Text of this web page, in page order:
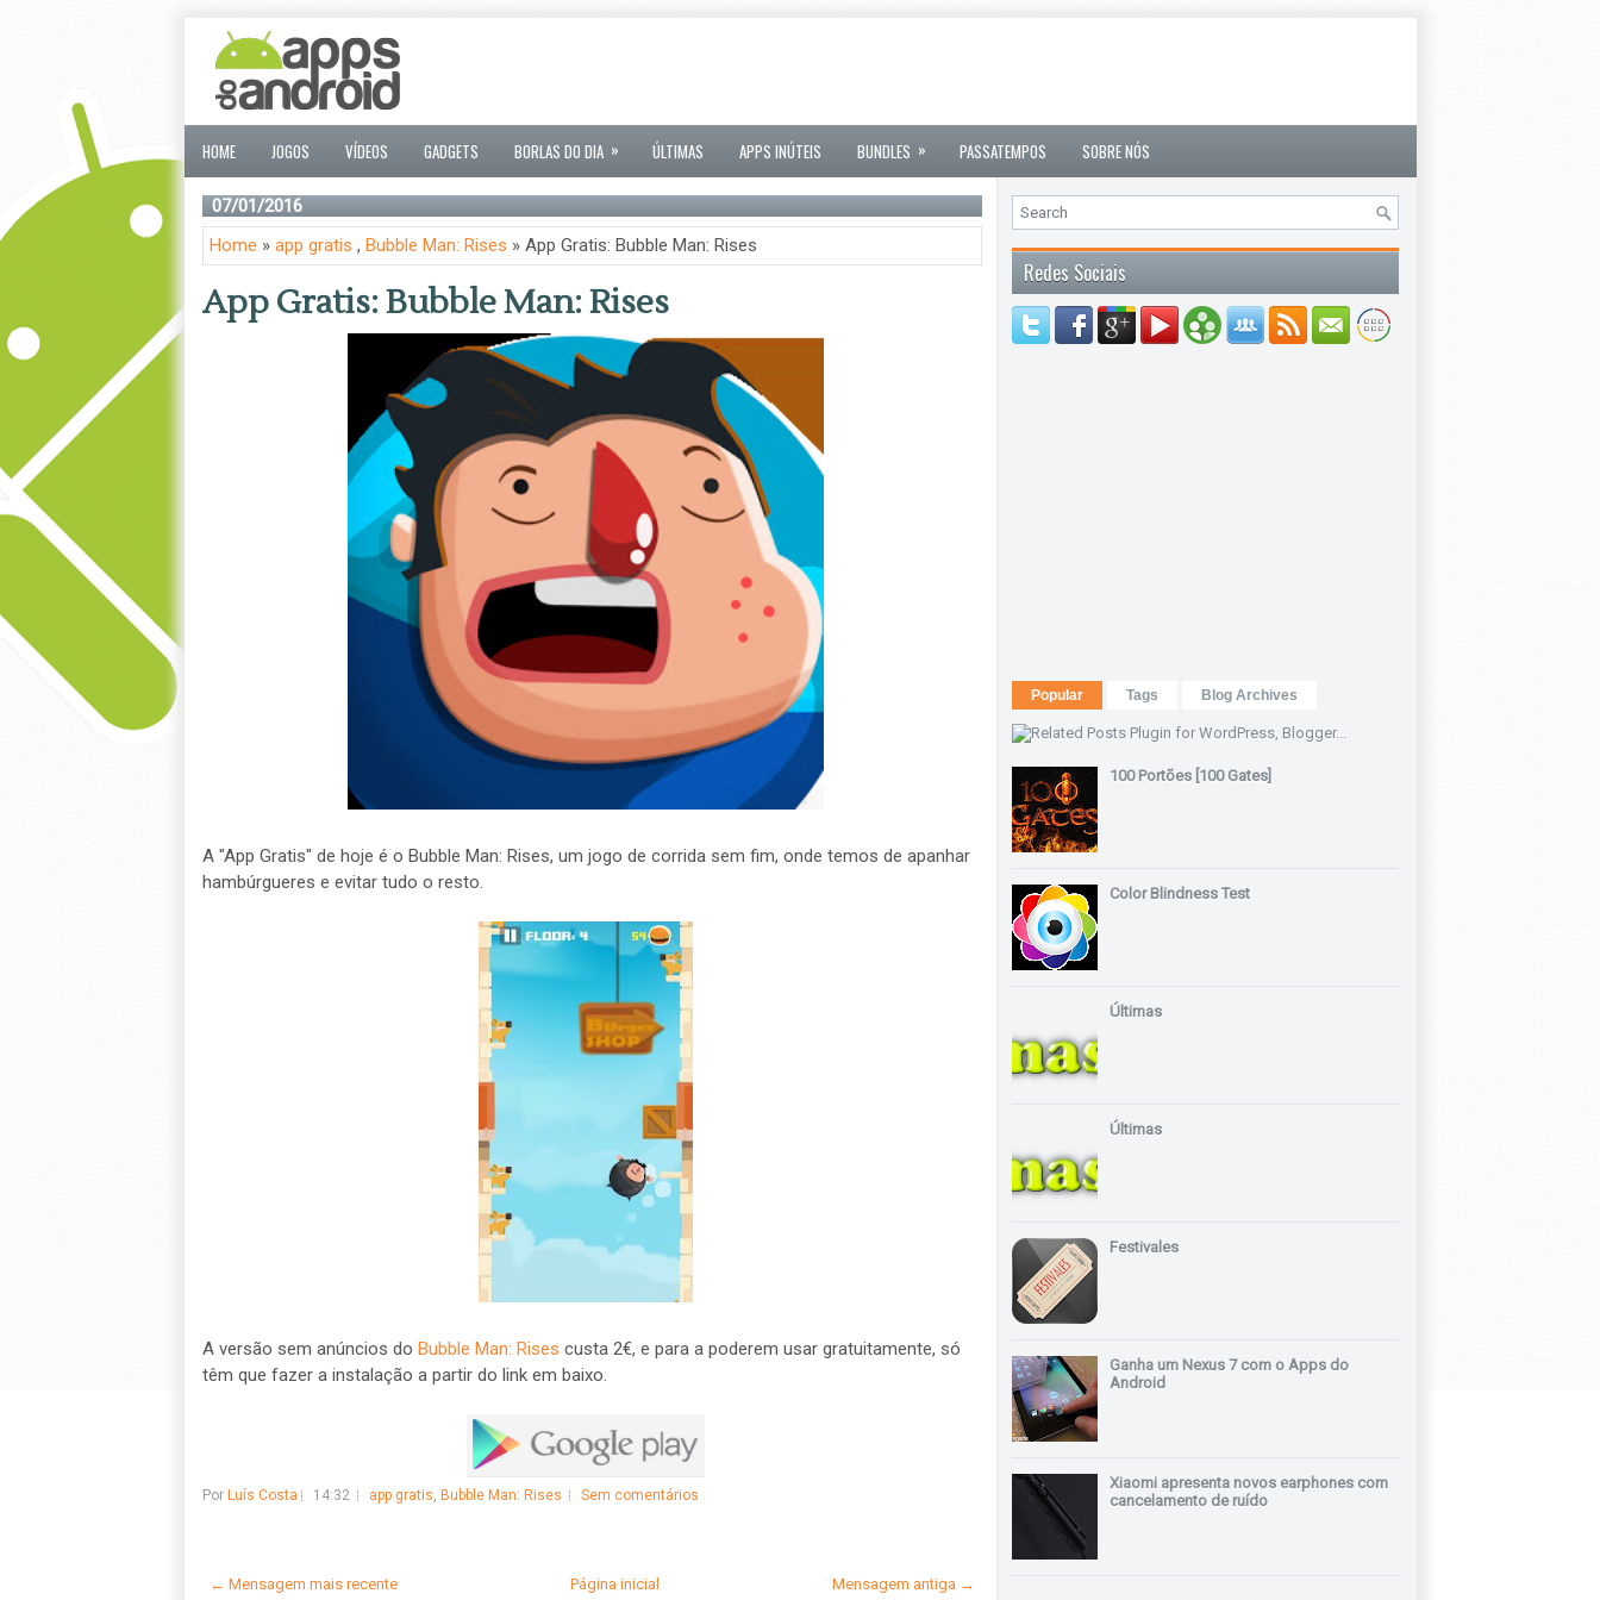
HOME JOGOS VÍDEOS GADGETS BORLAS DO DIA » ÚLTIMAS APPS INÚTEIS BUNDLES » PASSATEMPOS SOBRE NÓS
07/01/2016
Home » app gratis , Bubble Man: Rises » App Gratis: Bubble Man: Rises
App Gratis: Bubble Man: Rises
A "App Gratis" de hoje é o Bubble Man: Rises, um jogo de corrida sem fim, onde temos de apanhar
hambúrgueres e evitar tudo o resto.
A versão sem anúncios do Bubble Man: Rises custa 2€, e para a poderem usar gratuitamente, só
têm que fazer a instalação a partir do link em baixo.
Por Luís Costa 14:32 app gratis, Bubble Man: Rises Sem comentários
← Mensagem mais recente Mensagem antiga →
Página inicial
Redes Sociais
Popular Tags Blog Archives
100 Portões [100 Gates]
Color Blindness Test
Últimas
Últimas
Festivales
Ganha um Nexus 7 com o Apps do
Android
Xiaomi apresenta novos earphones com
cancelamento de ruído